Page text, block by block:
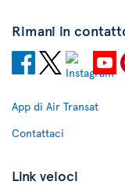
Rimani in
App di Air Transat
Contattaci
Link veloci